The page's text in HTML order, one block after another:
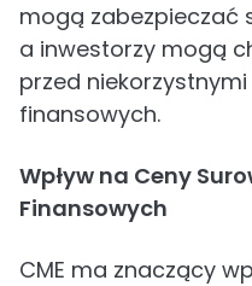
mogą zabezpieczać
a inwestorzy mogą
przed
finansowych.
Wpływ na Ceny
Finansowych
CME ma znaczący